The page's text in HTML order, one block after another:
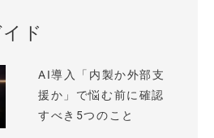
ド
AI導入「内製か外部支
援か」で悩む前に確認
すべき5つのこと